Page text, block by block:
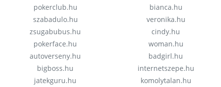
pokerclub.hu
szabadulo.hu
zsugabubus.hu
pokerface.hu
autoverseny.hu
bigboss.hu
jatekguru.hu
bianca.hu
veronika.hu
cindy.hu
woman.hu
badgirl.hu
internetszepe.hu
komolytalan.hu